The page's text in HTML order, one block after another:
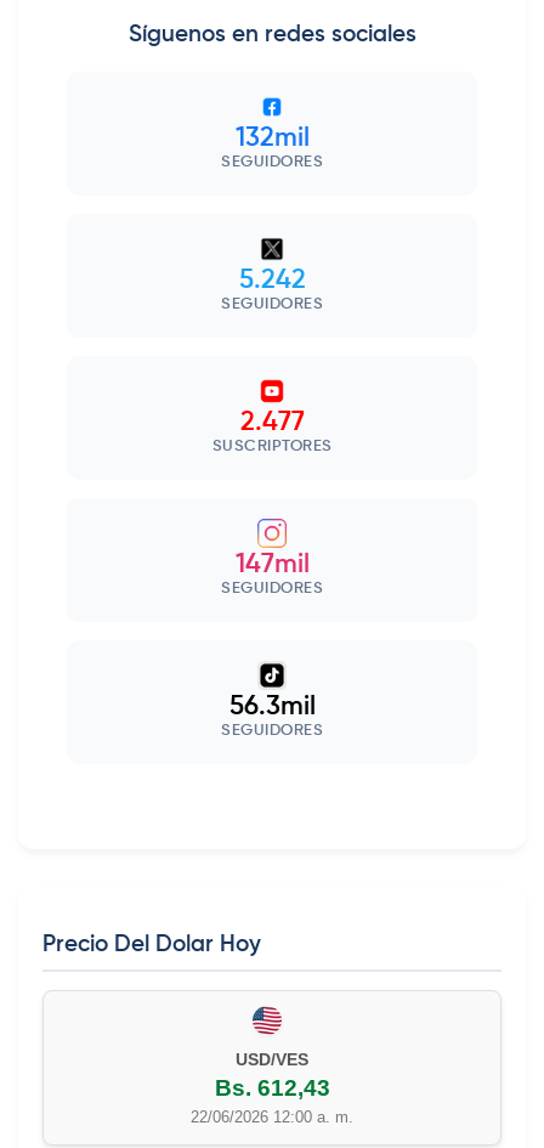
Síguenos en redes sociales
132mil
SEGUIDORES
5.242
SEGUIDORES
2.477
SUSCRIPTORES
147mil
SEGUIDORES
56.3mil
SEGUIDORES
Precio Del Dolar Hoy
EUR/VES
Bs. 702,42
22/06/2026 12:00 a. m.